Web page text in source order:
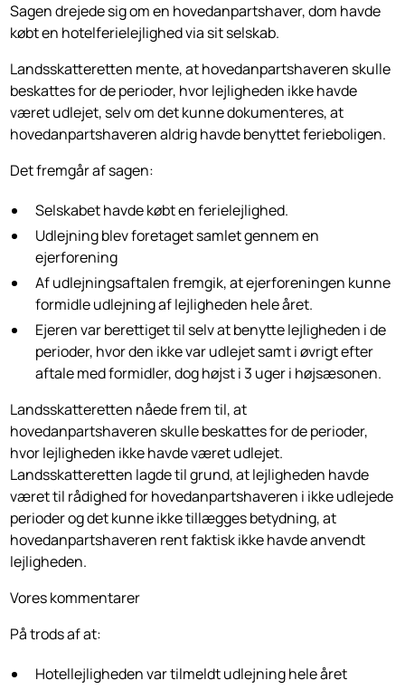
Sagen drejede sig om en hovedanpartshaver, dom havde
købt en hotelferielejlighed via sit selskab.
Landsskatteretten mente, at hovedanpartshaveren skulle
beskattes for de perioder, hvor lejligheden ikke havde
været udlejet, selv om det kunne dokumenteres, at
hovedanpartshaveren aldrig havde benyttet ferieboligen.
Det fremgår af sagen:
Selskabet havde købt en ferielejlighed.
Udlejning blev foretaget samlet gennem en
ejerforening
Af udlejningsaftalen fremgik, at ejerforeningen kunne
formidle udlejning af lejligheden hele året.
Ejeren var berettiget til selv at benytte lejligheden i de
perioder, hvor den ikke var udlejet samt i øvrigt efter
aftale med formidler, dog højst i 3 uger i højsæsonen.
Landsskatteretten nåede frem til, at
hovedanpartshaveren skulle beskattes for de perioder,
hvor lejligheden ikke havde været udlejet.
Landsskatteretten lagde til grund, at lejligheden havde
været til rådighed for hovedanpartshaveren i ikke udlejede
perioder og det kunne ikke tillægges betydning, at
hovedanpartshaveren rent faktisk ikke havde anvendt
lejligheden.
Vores kommentarer
På trods af at:
Hotellejligheden var tilmeldt udlejning hele året